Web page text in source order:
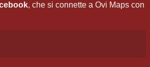
, che si connette a Ovi Maps con